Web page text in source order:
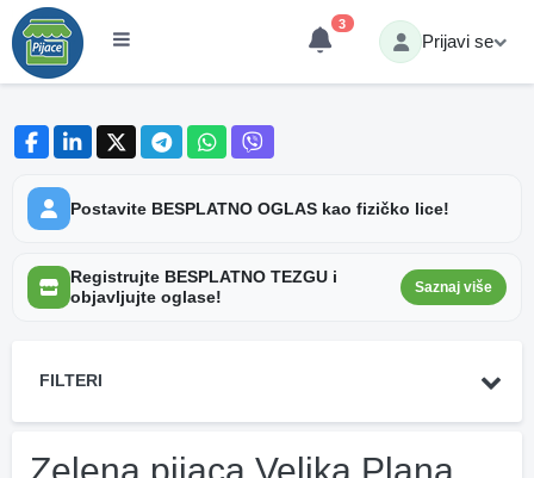
3
Prijavi se
Postavite BESPLATNO OGLAS kao fizičko lice!
Registrujte BESPLATNO TEZGU i
objavljujte oglase!
Saznaj više
FILTERI